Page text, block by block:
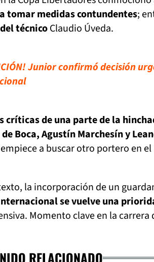
tomar medidas contundentes;
técnicoClaudio Úveda.
Junior confirmó decisión
críticas de una parte de la
Boca, Agustín Marchesín y
a buscar otro portero en
la incorporación de un
se vuelve una
Momento clave en la carrera
RELACIONADO